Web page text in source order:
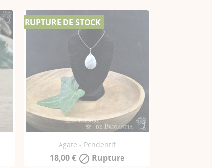
Agate - Pendentif
18,00 €  Rupture
RUPTURE DE STOCK